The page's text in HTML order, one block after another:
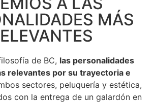
MÁS
de BC, las personalidades
relevantes por su trayectoria e
sectores, peluquería y estética,
con la entrega de un galardón en